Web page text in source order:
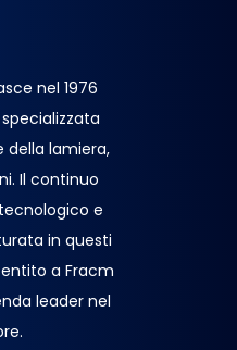
nel 1976
della lamiera,
Il continuo
e
in questi
a Fracm
leader nel